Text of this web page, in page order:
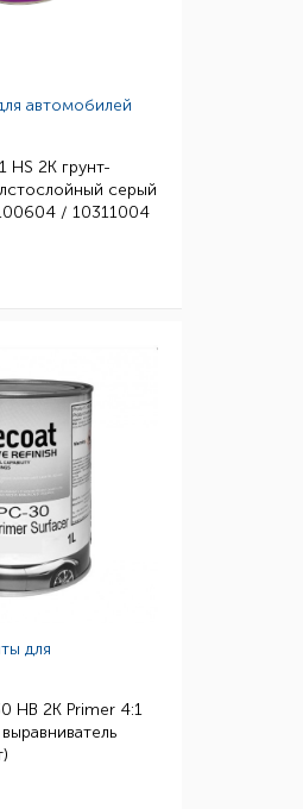
автомобилей
HS 2K грунт-
серый
/ 10311004
для
HB 2K Primer 4:1